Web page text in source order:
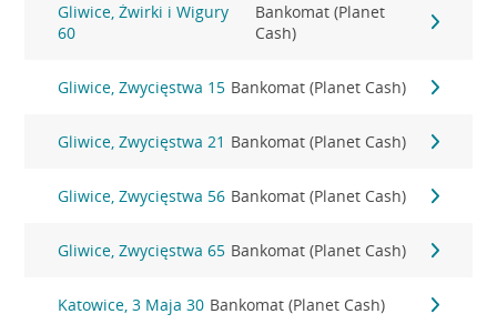
Gliwice, Żwirki i Wigury
60
Bankomat (Planet
Cash)
Gliwice, Zwycięstwa 15 Bankomat (Planet Cash)
Gliwice, Zwycięstwa 21 Bankomat (Planet Cash)
Gliwice, Zwycięstwa 56 Bankomat (Planet Cash)
Gliwice, Zwycięstwa 65 Bankomat (Planet Cash)
Katowice, 3 Maja 30 Bankomat (Planet Cash)